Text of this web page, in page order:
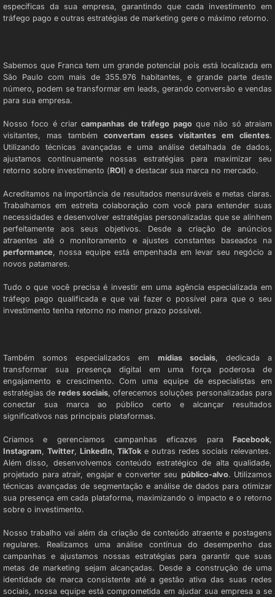
específicas da sua empresa, garantindo que cada investimento em
tráfego pago e outras estratégias de marketing gere o máximo retorno.
Sabemos que Franca tem um grande potencial pois está localizada em
São Paulo com mais de 355.976 habitantes, e grande parte deste
número, podem se transformar em leads, gerando conversão e vendas
para sua empresa.
Nosso foco é criarcampanhas de tráfego pagoque não só atraiam
visitantes, mas também convertam esses visitantes em clientes.
Utilizando técnicas avançadas e uma análise detalhada de dados,
ajustamos continuamente nossas estratégias para maximizar seu
retorno sobre investimento (ROI) e destacar sua marca no mercado.
Acreditamos na importância de resultados mensuráveis e metas claras.
Trabalhamos em estreita colaboração com você para entender suas
necessidades e desenvolver estratégias personalizadas que se alinhem
perfeitamente aos seus objetivos. Desde a criação de anúncios
atraentes até o monitoramento e ajustes constantes baseados na
performance, nossa equipe está empenhada em levar seu negócio a
novos patamares.
Tudo o que você precisa é investir em uma agência especializada em
tráfego pago qualificada e que vai fazer o possível para que o seu
investimento tenha retorno no menor prazo possível.
Também somos especializados em mídias sociais, dedicada a
transformar sua presença digital em uma força poderosa de
engajamento e crescimento. Com uma equipe de especialistas em
estratégias de redes sociais, oferecemos soluções personalizadas para
conectar sua marca ao público certo e alcançar resultados
significativos nas principais plataformas.
Criamos e gerenciamos campanhas eficazes para Facebook,
Instagram, Twitter, LinkedIn,TikTok e outras redes sociais relevantes.
Além disso, desenvolvemos conteúdo estratégico de alta qualidade,
projetado para atrair, engajar e converter seu público-alvo. Utilizamos
técnicas avançadas de segmentação e análise de dados para otimizar
sua presença em cada plataforma, maximizando o impacto e o retorno
sobre o investimento.
Nosso trabalho vai além da criação de conteúdo atraente e postagens
regulares. Realizamos uma análise contínua do desempenho das
campanhas e ajustamos nossas estratégias para garantir que suas
metas de marketing sejam alcançadas. Desde a construção de uma
identidade de marca consistente até a gestão ativa das suas redes
sociais, nossa equipe está comprometida em ajudar sua empresa a se